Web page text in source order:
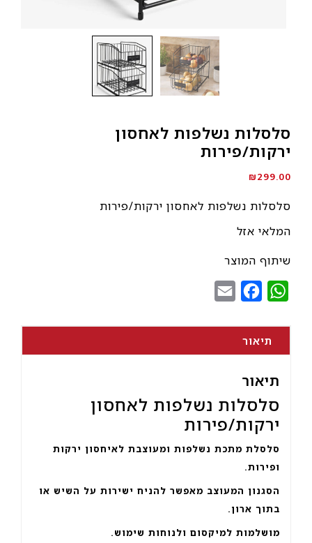
סלסלות נשלפות לאחסון
ירקות/פירות
₪299.00
סלסלות נשלפות לאחסון ירקות/פירות
המלאי אזל
שיתוף המוצר
WhatsApp
Facebook
תיאור
תיאור
סלסלות נשלפות לאחסון
ירקות/פירות
סלסלת מתכת נשלפות ומעוצבת לאיחסון ירקות
ופירות.
הסגנון המעוצב מאפשר להניח ישירות על השיש או
בתוך ארון.
מושלמות למיקסום ולנוחות שימוש.